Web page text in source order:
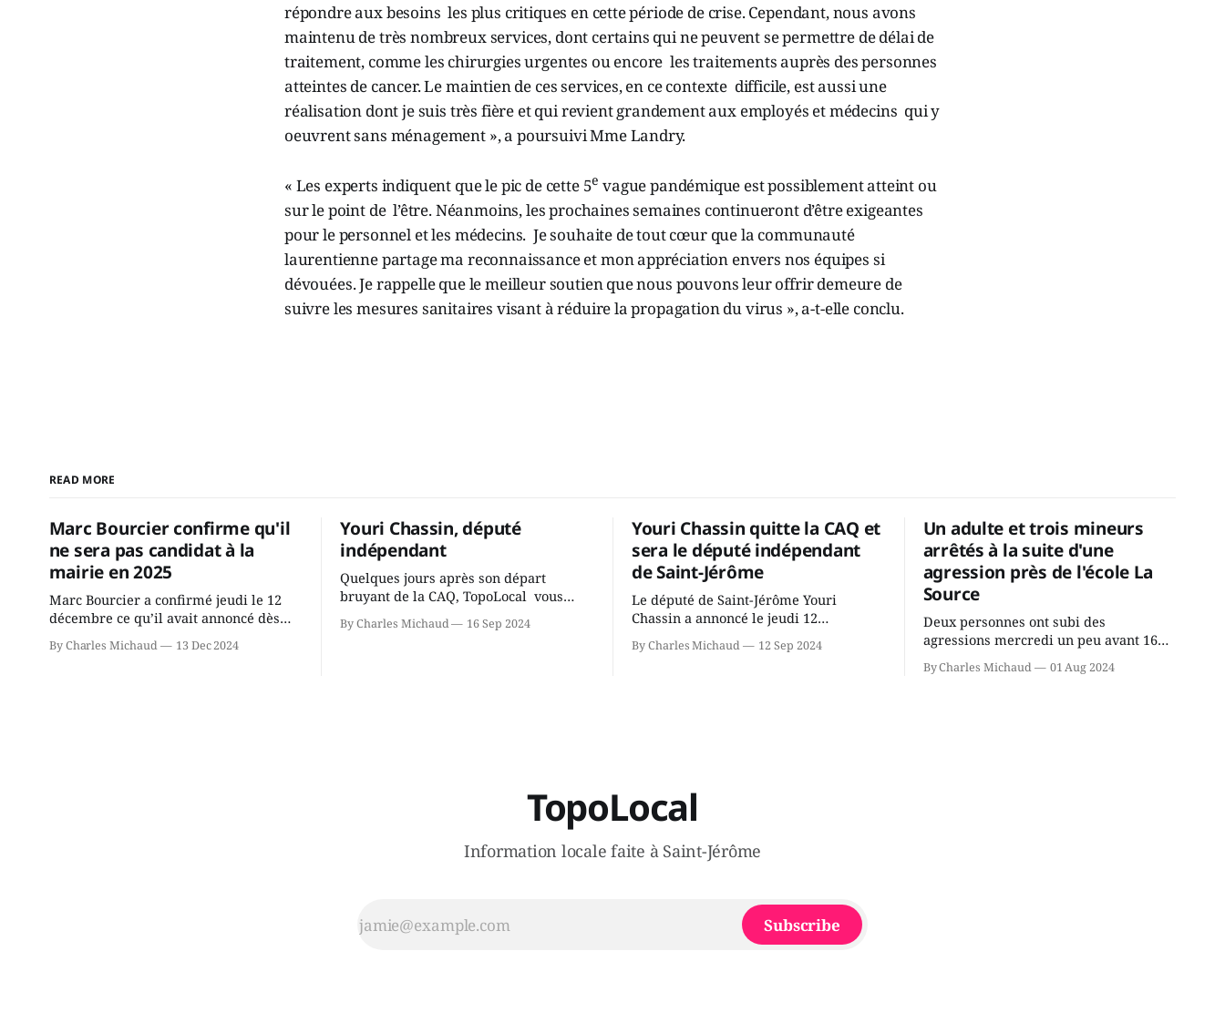
répondre aux besoins les plus critiques en cette période de crise. Cependant, nous avons
maintenu de très nombreux services, dont certains qui ne peuvent se permettre de délai de
traitement, comme les chirurgies urgentes ou encore les traitements auprès des personnes
atteintes de cancer. Le maintien de ces services, en ce contexte difficile, est aussi une
réalisation dont je suis très fière et qui revient grandement aux employés et médecins qui y
oeuvrent sans ménagement », a poursuivi Mme Landry.
« Les experts indiquent que le pic de cette 5evague pandémique est possiblement atteint ou
sur le point de l’être. Néanmoins, les prochaines semaines continueront d’être exigeantes
pour le personnel et les médecins. Je souhaite de tout cœur que la communauté
laurentienne partage ma reconnaissance et mon appréciation envers nos équipes si
dévouées. Je rappelle que le meilleur soutien que nous pouvons leur offrir demeure de
suivre les mesures sanitaires visant à réduire la propagation du virus », a-t-elle conclu.
READ MORE
Marc Bourcier confirme qu'il
ne sera pas candidat à la
mairie en 2025
Marc Bourcier a confirmé jeudi le 12
décembre ce qu’il avait annoncé dès
2021: il ne sollicitera pas de deuxième
mandat à titre de maire de Saint-
By Charles Michaud 13 Dec 2024
Youri Chassin, député
indépendant
Quelques jours après son départ
bruyant de la CAQ, TopoLocal vous
présente une conversation avec Youri
Chassin. Nous avons causé de sa
By Charles Michaud 16 Sep 2024
Youri Chassin quitte la CAQ et
sera le député indépendant
de Saint-Jérôme
Le député de Saint-Jérôme Youri
Chassin a annoncé le jeudi 12
septembre qu'il quitte le caucus de la
Coalition Avenir Québec de François
By Charles Michaud 12 Sep 2024
Un adulte et trois mineurs
arrêtés à la suite d'une
agression près de l'école La
Source
Deux personnes ont subi des
agressions mercredi un peu avant 16h
à proximité de l'école primaire La
Source dans le secteur Bellefeuille de
By Charles Michaud 01 Aug 2024
TopoLocal
Information locale faite à Saint-Jérôme
Subscribe